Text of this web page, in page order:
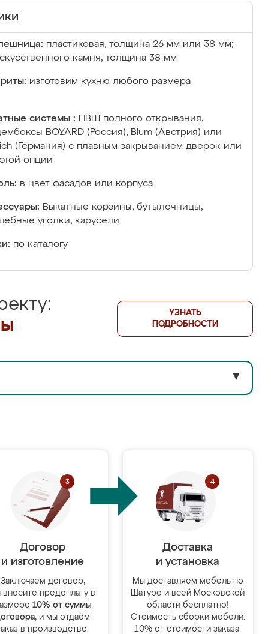
пластиковая, толщина 26 мм или 38 мм;
камня, толщина 38 мм
изготовим кухню любого размера
системы :
ПВШ полного открывания,
BOYARD (Россия), Blum (Австрия) или
(Германия) с плавным закрыванием дверок или
опции
в цвет фасадов или корпуса
Выкатные корзины, бутылочницы,
уголки, карусели
по каталогу
УЗНАТЬ
ПОДРОБНОСТИ
▼
Договор
и изготовление
Заключаем договор,
вносите предоплату в
10% от суммы
, и мы отдаём
в производство.
Доставка
и установка
Мы доставляем мебель по
Шатуре и всей Московской
области бесплатно!
Стоимость сборки мебели:
10% от стоимости заказа.